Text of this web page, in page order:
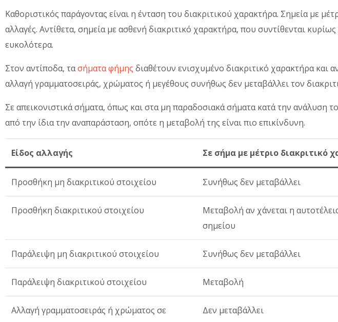
Καθοριστικός παράγοντας είναι η ένταση του διακριτικού χαρακτήρα. Σημεία με
αλλαγές. Αντίθετα, σημεία με ασθενή διακριτικό χαρακτήρα, που συντίθενται
ευκολότερα.
Στον αντίποδα, τασήματα φήμης διαθέτουν ενισχυμένο διακριτικό χαρακτήρα και
αλλαγή γραμματοσειράς, χρώματος ή μεγέθους συνήθως δεν μεταβάλλει τον
Σε απεικονιστικά σήματα, όπως και στα μη παραδοσιακά σήματα κατά την ανάλυση
από την ίδια την αναπαράσταση, οπότε η μεταβολή της είναι πιο επικίνδυνη.
Είδος αλλαγής Σε σήμα με μέτριο διακριτικό
Προσθήκη μη διακριτικού στοιχείου Συνήθως δεν μεταβάλλει
Προσθήκη διακριτικού στοιχείου
Μεταβολή αν χάνεται η
σημείου
Παράλειψη μη διακριτικού στοιχείου Συνήθως δεν μεταβάλλει
Παράλειψη διακριτικού στοιχείου Μεταβολή
Αλλαγή γραμματοσειράς ή χρώματος σε
Δεν μεταβάλλει